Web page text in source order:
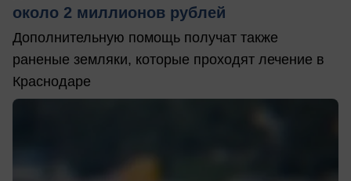
около 2 миллионов рублей
Дополнительную помощь получат также
раненые земляки, которые проходят лечение в
Краснодаре